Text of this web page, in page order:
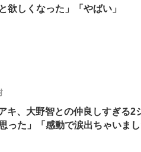
しくなった」「やばい」
キ、大野智との仲良しすぎる
った」「感動で涙出ちゃいまし